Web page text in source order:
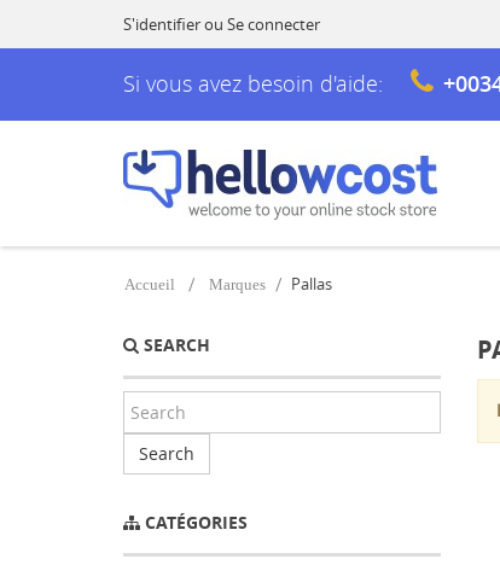
S'identifierou Se connecter
Si vous avez besoin d'aide:
Accueil Marques Pallas
SEARCH
Search
CATÉGORIES